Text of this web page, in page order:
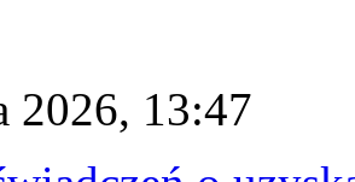
2026, 13:47